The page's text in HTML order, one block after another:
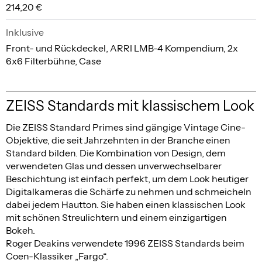
214,20 €
Inklusive
Front- und Rückdeckel, ARRI LMB-4 Kompendium, 2x
6x6 Filterbühne, Case
ZEISS Standards mit klassischem Look
Die ZEISS Standard Primes sind gängige Vintage Cine-
Objektive, die seit Jahrzehnten in der Branche einen
Standard bilden. Die Kombination von Design, dem
verwendeten Glas und dessen unverwechselbarer
Beschichtung ist einfach perfekt, um dem Look heutiger
Digitalkameras die Schärfe zu nehmen und schmeicheln
dabei jedem Hautton. Sie haben einen klassischen Look
mit schönen Streulichtern und einem einzigartigen
Bokeh.
Roger Deakins verwendete 1996 ZEISS Standards beim
Coen-Klassiker „Fargo“.